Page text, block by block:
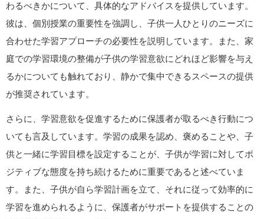
わるべきかについて、具体的なアドバイスを提供しています。
彼は、個別授業の重要性を強調し、子供一人ひとりのニーズに
合わせた学習アプローチの必要性を説明しています。また、家
庭での学習環境の整備が子供の学習意欲にどれほど影響を与え
るかについても触れており、静かで集中できるスペースの提供
が推奨されています。
さらに、学習意欲を促進するために保護者が取るべき行動につ
いても言及しています。学習の成果を認め、褒めることや、子
供と一緒に学習目標を設定することが、子供が学習に対してポ
ジティブな態度を持ち続けるために重要であると述べていま
す。また、子供が自ら学習計画を立て、それに従って効率的に
学習を進められるように、保護者がサポートを提供することの